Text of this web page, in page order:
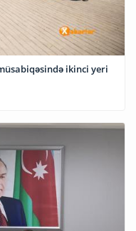
ikinci yeri